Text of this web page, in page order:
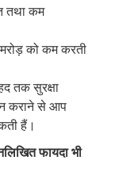
तथा कम
को कम करती
तक सुरक्षा
न कराने से आप
हैं।
फायदा भी